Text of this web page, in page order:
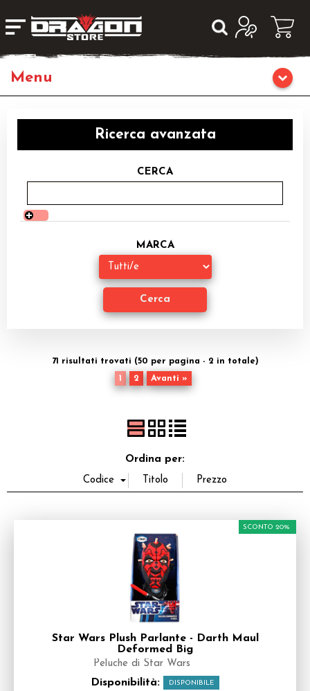
Giochi di Ruolo
Librigame
Editoria
Giochi di Carte Collezionabili
Accessori
Ricerca avanzata
CERCA
MARCA
71 risultati trovati (50 per pagina - 2 in totale)
1
2 Avanti »
Ordina per:
Star Wars Plush Parlante - Darth Maul
Deformed Big
Peluche di Star Wars
Disponibilità: DISPONIBILE
SCONTO 20%